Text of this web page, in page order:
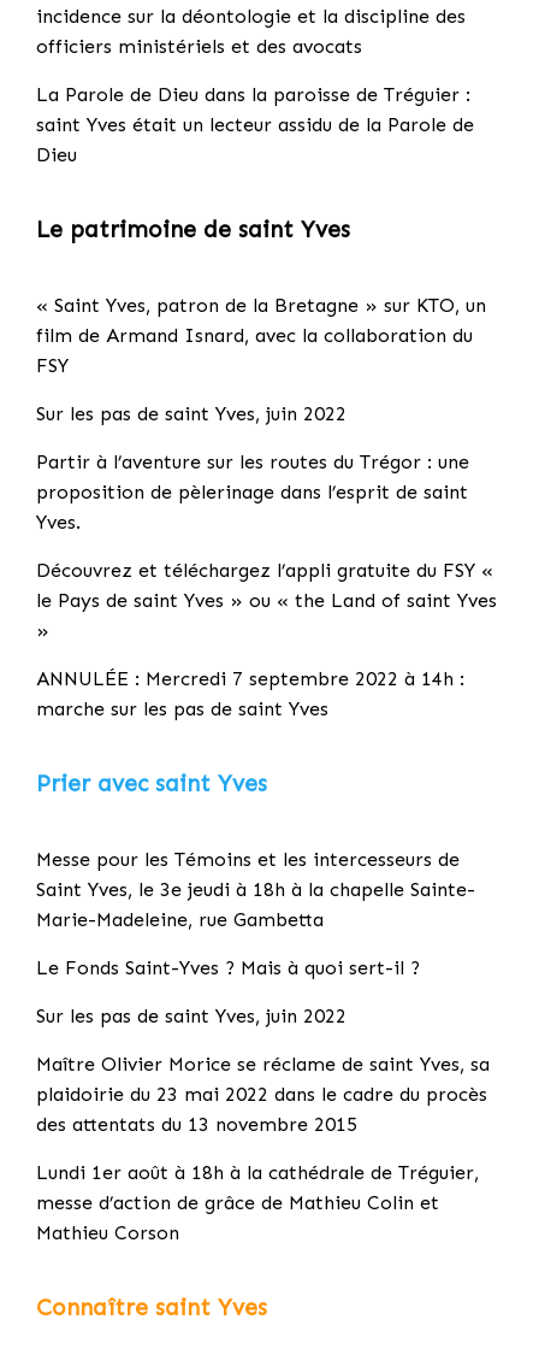
incidence sur la déontologie et la discipline des
officiers ministériels et des avocats
La Parole de Dieu dans la paroisse de Tréguier :
saint Yves était un lecteur assidu de la Parole de
Dieu
Le patrimoine de saint Yves
« Saint Yves, patron de la Bretagne » sur KTO, un
film de Armand Isnard, avec la collaboration du
FSY
Sur les pas de saint Yves, juin 2022
Partir à l’aventure sur les routes du Trégor : une
proposition de pèlerinage dans l’esprit de saint
Yves.
Découvrez et téléchargez l’appli gratuite du FSY «
le Pays de saint Yves » ou « the Land of saint Yves
»
ANNULÉE : Mercredi 7 septembre 2022 à 14h :
marche sur les pas de saint Yves
Prier avec saint Yves
Messe pour les Témoins et les intercesseurs de
Saint Yves, le 3e jeudi à 18h à la chapelle Sainte-
Marie-Madeleine, rue Gambetta
Le Fonds Saint-Yves ? Mais à quoi sert-il ?
Sur les pas de saint Yves, juin 2022
Maître Olivier Morice se réclame de saint Yves, sa
plaidoirie du 23 mai 2022 dans le cadre du procès
des attentats du 13 novembre 2015
Lundi 1er août à 18h à la cathédrale de Tréguier,
messe d’action de grâce de Mathieu Colin et
Mathieu Corson
Connaître saint Yves